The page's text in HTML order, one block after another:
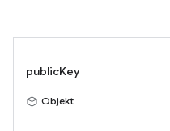
publicKey
Objekt